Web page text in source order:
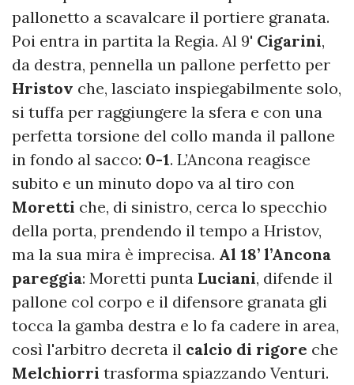
pallonetto a scavalcare il portiere granata.
Poi entra in partita la Regia. Al 9' Cigarini,
da destra, pennella un pallone perfetto per
Hristov che, lasciato inspiegabilmente solo,
si tuffa per raggiungere la sfera e con una
perfetta torsione del collo manda il pallone
in fondo al sacco: 0-1. L’Ancona reagisce
subito e un minuto dopo va al tiro con
Moretti che, di sinistro, cerca lo specchio
della porta, prendendo il tempo a Hristov,
ma la sua mira è imprecisa. Al 18’ l’Ancona
pareggia: Moretti punta Luciani, difende il
pallone col corpo e il difensore granata gli
tocca la gamba destra e lo fa cadere in area,
così l'arbitro decreta il calcio di rigore che
Melchiorri trasforma spiazzando Venturi.